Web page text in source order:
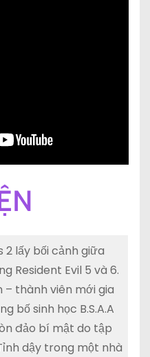
2 lấy bối cảnh giữa
Resident Evil 5 và 6.
– thành viên mới gia
bố sinh học B.S.A.A
đảo bí mật do tập
dậy trong một nhà